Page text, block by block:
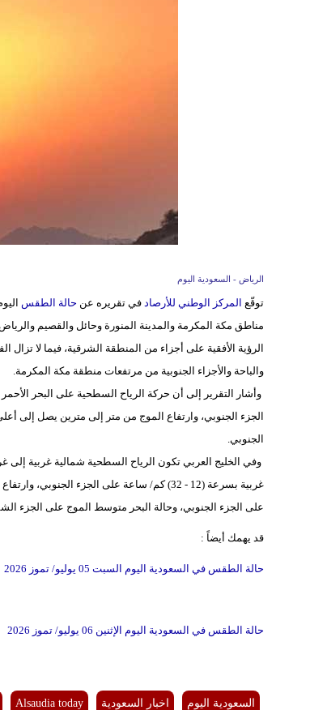
الرياض - السعودية اليوم
توقّع المركز الوطني للأرصادفي تقريره عن حالة الطقس
مناطق مكة المكرمة والمدينة المنورة وحائل والقصيم
الرؤية الأفقية على أجزاء من المنطقة الشرقية، فيما لا
والباحة والأجزاء الجنوبية من مرتفعات منطقة مكة المكرمة.
الجزء الجنوبي، وارتفاع الموج من متر إلى مترين يصل إلى
الجنوبي.
غربية بسرعة (12 - 32) كم/ ساعة على الجزء
على الجزء الجنوبي، وحالة البحر متوسط الموج على الجزء
قد يهمك أيضاً :
حالة الطقس في السعودية اليوم السبت 05 يوليو/ تموز 2026
حالة الطقس في السعودية اليوم الإثنين 06 يوليو/ تموز 2026
السعودية اليوم اخبار السعودية Alsaudia today